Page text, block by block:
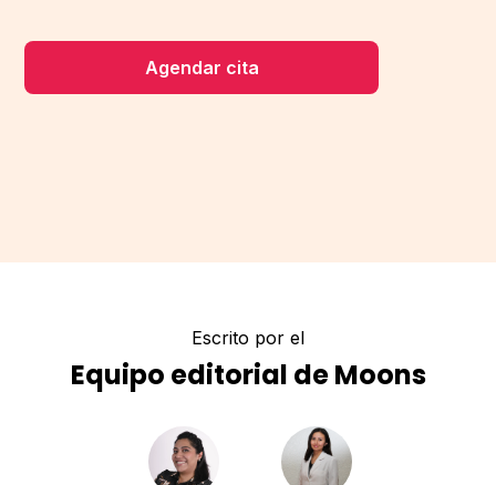
Agendar cita
Escrito por el
Equipo editorial de Moons